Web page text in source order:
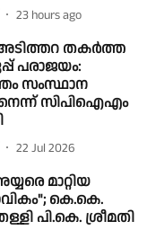
23 hours ago
അടിത്തറ തകര്‍ത്ത
പരാജയം:
സംസ്ഥാന
സിപിഐഎം
22 Jul 2026
മാറ്റിയ
കെ.കെ.
പി.കെ. ശ്രീമതി